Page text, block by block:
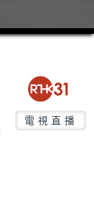
電視直播